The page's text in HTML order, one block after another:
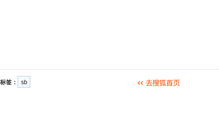
标签： sb